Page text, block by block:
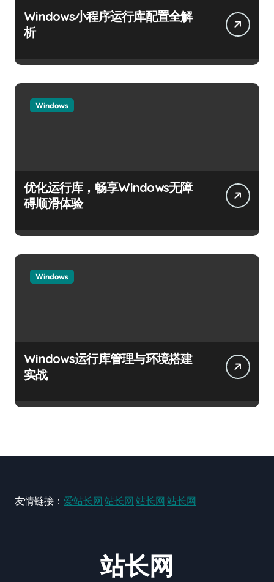
Windows小程序运行库配置全解
析
Windows
优化运行库，畅享Windows无障
碍顺滑体验
Windows
Windows运行库管理与环境搭建
实战
友情链接： 爱站长网 站长网 站长网 站长网
站长网